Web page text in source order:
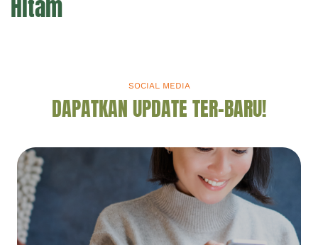
Hitam
SOCIAL MEDIA
DAPATKAN UPDATE TER-BARU!